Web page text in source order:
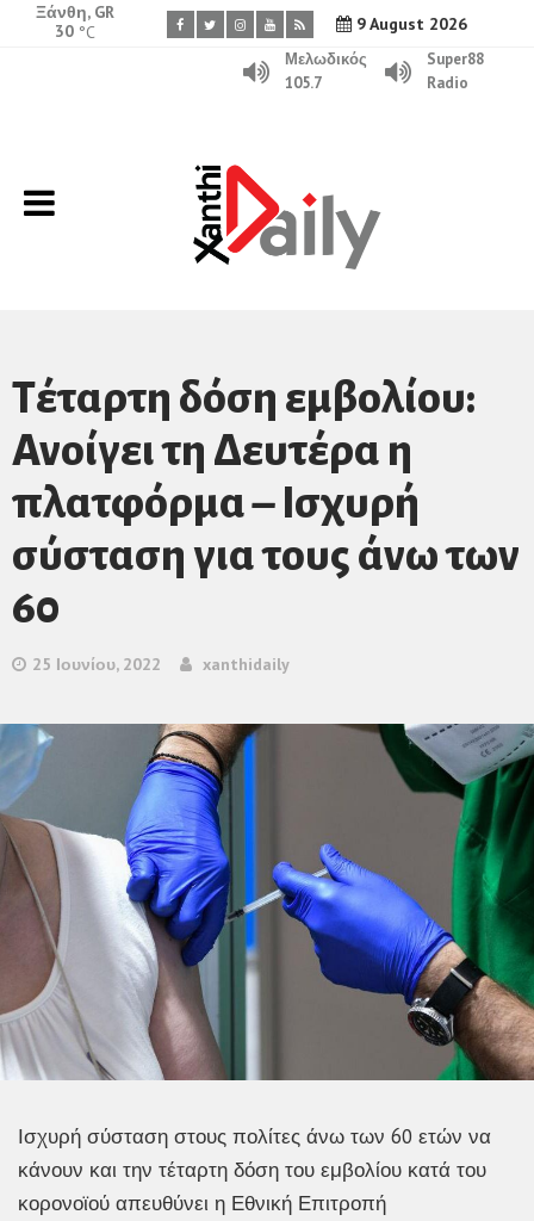
9 August 2026
Ξάνθη, GR
30 °C
Μελωδικός
105.7
Super88
Radio
Τέταρτη δόση εμβολίου:
Ανοίγει τη Δευτέρα η
πλατφόρμα – Ισχυρή
σύσταση για τους άνω των
60
25 Ιουνίου, 2022 xanthidaily
Ισχυρή σύσταση στους πολίτες άνω των 60 ετών να
κάνουν και την τέταρτη δόση του εμβολίου κατά του
κορονοϊού απευθύνει η Εθνική Επιτροπή